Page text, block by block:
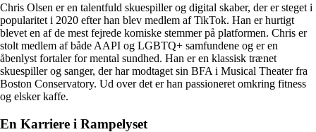
Chris Olsen er en talentfuld skuespiller og digital skaber, der er steget i
popularitet i 2020 efter han blev medlem af TikTok. Han er hurtigt
blevet en af de mest fejrede komiske stemmer på platformen. Chris er
stolt medlem af både AAPI og LGBTQ+ samfundene og er en
åbenlyst fortaler for mental sundhed. Han er en klassisk trænet
skuespiller og sanger, der har modtaget sin BFA i Musical Theater fra
Boston Conservatory. Ud over det er han passioneret omkring fitness
og elsker kaffe.
En Karriere i Rampelyset